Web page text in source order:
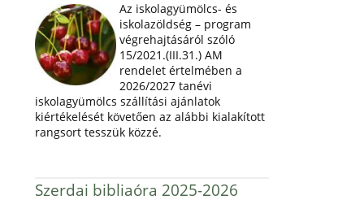
Az iskolagyümölcs- és
iskolazöldség – program
végrehajtásáról szóló
15/2021.(III.31.) AM
rendelet értelmében a
2026/2027 tanévi
iskolagyümölcs szállítási ajánlatok
kiértékelését követően az alábbi kialakított
rangsort tesszük közzé.
Szerdai bibliaóra 2025-2026